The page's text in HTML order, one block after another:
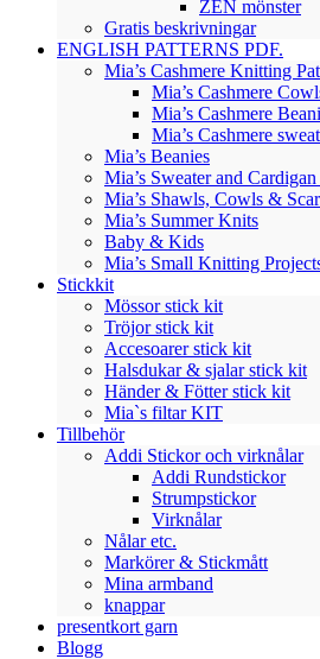
ZEN mönster
Gratis beskrivningar
ENGLISH PATTERNS PDF.
Mia’s Cashmere Knitting
Mia’s Cashmere
Mia’s Cashmere
Mia’s Cashmere
Mia’s Beanies
Mia’s Sweater and
Mia’s Shawls, Cowls &
Mia’s Summer Knits
Baby & Kids
Mia’s Small Knitting
Stickkit
Mössor stick kit
Tröjor stick kit
Accesoarer stick kit
Halsdukar & sjalar stick kit
Händer & Fötter stick kit
Mia`s filtar KIT
Tillbehör
Addi Stickor och virknålar
Addi Rundstickor
Strumpstickor
Virknålar
Nålar etc.
Markörer & Stickmått
Mina armband
knappar
presentkort garn
Blogg